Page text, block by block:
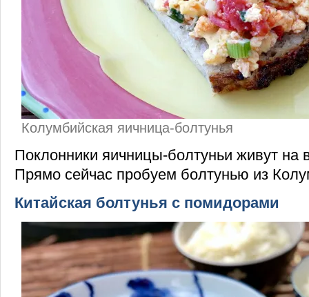
Колумбийская яичница-болтунья
Поклонники яичницы-болтуньи живут на
Прямо сейчас пробуем болтунью из
Китайская болтунья с помидорами